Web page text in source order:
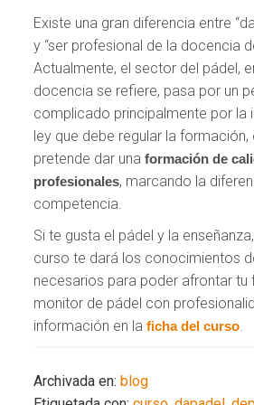
Existe una gran diferencia entre
y “ser profesional de la docencia
Actualmente, el sector del pádel,
docencia se refiere, pasa por un
complicado principalmente por la
ley que debe regular la formación,
pretende dar unaformación de
profesionales, marcando la
competencia.
Si te gusta el pádel y la
curso te dará los conocimientos
necesarios para poder afrontar tu
monitor de pádel con
información en laficha del curso.
Archivada en:blog